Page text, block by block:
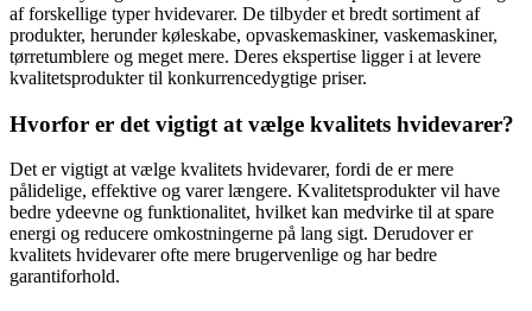
af forskellige typer hvidevarer. De tilbyder et bredt sortiment af
produkter, herunder køleskabe, opvaskemaskiner, vaskemaskiner,
tørretumblere og meget mere. Deres ekspertise ligger i at levere
kvalitetsprodukter til konkurrencedygtige priser.
Hvorfor er det vigtigt at vælge kvalitets hvidevarer?
Det er vigtigt at vælge kvalitets hvidevarer, fordi de er mere
pålidelige, effektive og varer længere. Kvalitetsprodukter vil have
bedre ydeevne og funktionalitet, hvilket kan medvirke til at spare
energi og reducere omkostningerne på lang sigt. Derudover er
kvalitets hvidevarer ofte mere brugervenlige og har bedre
garantiforhold.